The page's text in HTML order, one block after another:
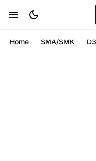
Home SMA/SMK D3